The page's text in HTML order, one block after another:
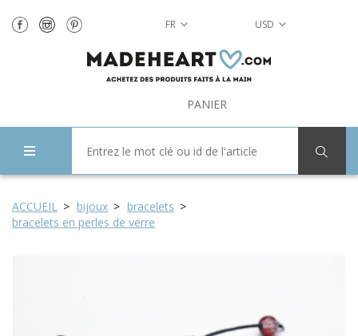
FR USD
PANIER
ACCUEIL bijoux
bracelets
bracelets en perles de verre